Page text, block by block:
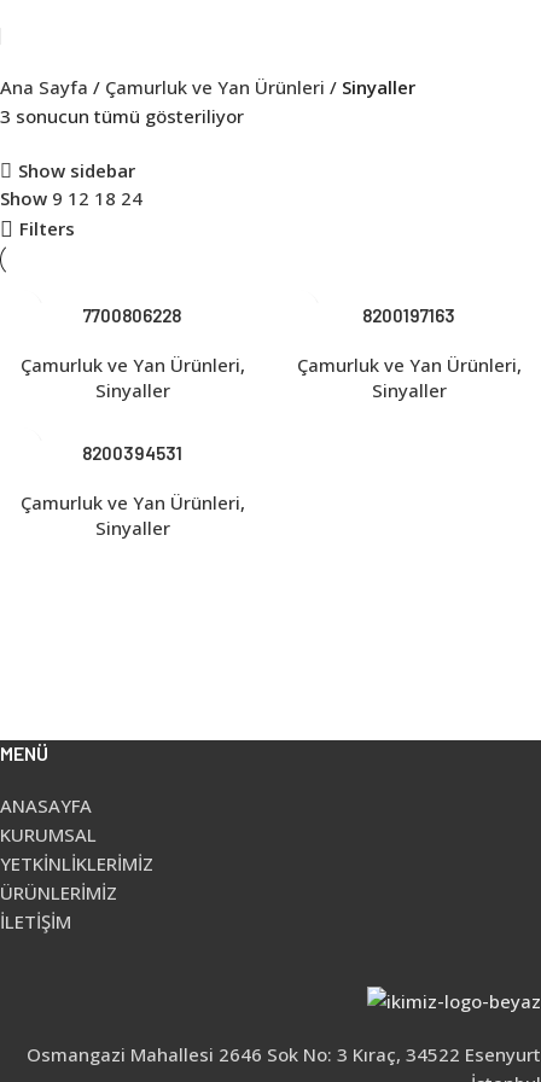
Ana Sayfa Çamurluk ve Yan Ürünleri
Sinyaller
3 sonucun tümü gösteriliyor
Show sidebar
Show 9 12 18 24
Filters
7700806228
Çamurluk ve Yan Ürünleri,
Sinyaller
8200197163
Çamurluk ve Yan Ürünleri,
Sinyaller
8200394531
Çamurluk ve Yan Ürünleri,
Sinyaller
MENÜ
ANASAYFA
KURUMSAL
YETKİNLİKLERİMİZ
ÜRÜNLERİMİZ
İLETİŞİM
Osmangazi Mahallesi 2646 Sok No: 3 Kıraç, 34522 Esenyurt